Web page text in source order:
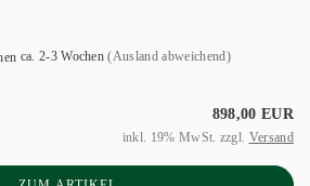
ca. 2-3 Wochen (Ausland abweichend)
898,00 EUR
inkl. 19% MwSt. zzgl. Versand